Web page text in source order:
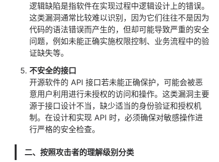
逻辑缺陷是指软件在实现过程中逻辑设计上的错误。
这类漏洞通常比较难以识别，因为它们往往不是因为
代码的语法错误而产生的，但却可能导致严重的安全
问题，例如未能正确实施权限控制、业务流程中的验
证缺失等。
不安全的接口
开源软件的 API 接口若未能正确保护，可能会被恶
意用户利用进行未授权的访问和操作。这类漏洞主要
源于接口设计不当，缺少适当的身份验证和授权机
制。在设计和实现 API 时，必须确保对敏感操作进
行严格的安全检查。
二、按照攻击者的理解级别分类